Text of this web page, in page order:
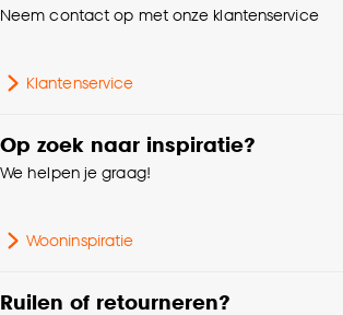
kan aanpassen, bekijk hiervoor onze
Neem contact op met onze klantenservice
Klantenservice
Op zoek naar inspiratie?
We helpen je graag!
Wooninspiratie
Ruilen of retourneren?